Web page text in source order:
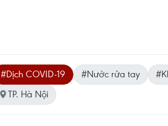
#Dịch COVID-19 #Nước rửa tay
TP. Hà Nội